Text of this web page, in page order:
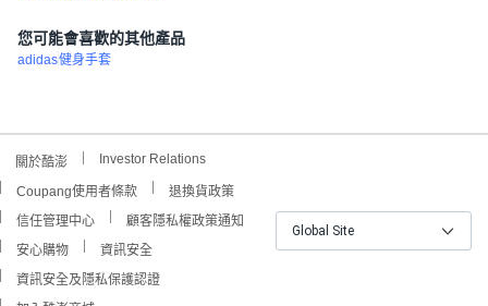
您可能會喜歡的其他產品
adidas健身手套
關於酷澎 Investor Relations
Coupang使用者條款
退換貨政策
信任管理中心
顧客隱私權政策通知
安心購物
資訊安全
資訊安全及隱私保護認證
Global Site